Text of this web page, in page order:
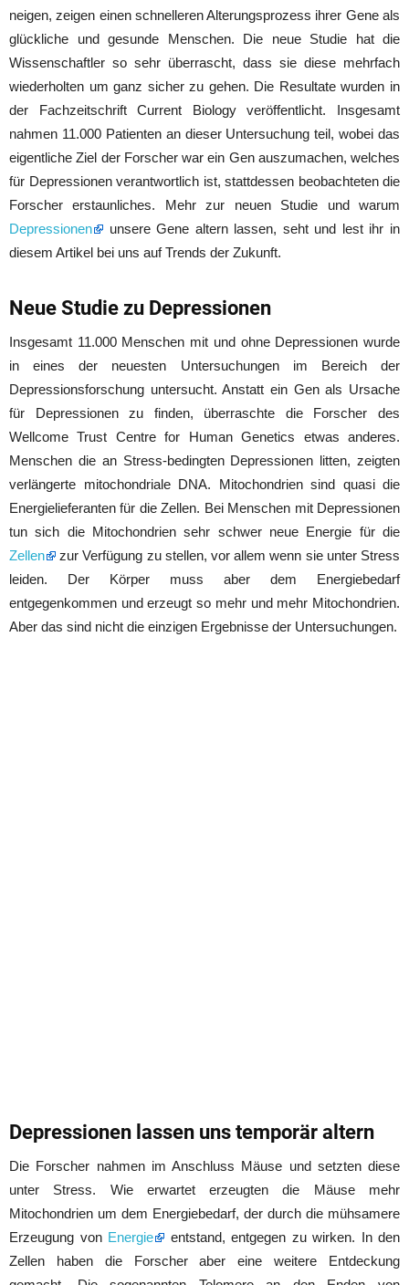
neigen, zeigen einen schnelleren Alterungsprozess ihrer Gene als
glückliche und gesunde Menschen. Die neue Studie hat die
Wissenschaftler so sehr überrascht, dass sie diese mehrfach
wiederholten um ganz sicher zu gehen. Die Resultate wurden in
der Fachzeitschrift Current Biology veröffentlicht. Insgesamt
nahmen 11.000 Patienten an dieser Untersuchung teil, wobei das
eigentliche Ziel der Forscher war ein Gen auszumachen, welches
für Depressionen verantwortlich ist, stattdessen beobachteten die
Forscher erstaunliches. Mehr zur neuen Studie und warum
Depressionen
unsere Gene altern lassen, seht und lest ihr in
diesem Artikel bei uns auf Trends der Zukunft.
Neue Studie zu Depressionen
Insgesamt 11.000 Menschen mit und ohne Depressionen wurde
in eines der neuesten Untersuchungen im Bereich der
Depressionsforschung untersucht. Anstatt ein Gen als Ursache
für Depressionen zu finden, überraschte die Forscher des
Wellcome Trust Centre for Human Genetics etwas anderes.
Menschen die an Stress-bedingten Depressionen litten, zeigten
verlängerte mitochondriale DNA. Mitochondrien sind quasi die
Energielieferanten für die Zellen. Bei Menschen mit Depressionen
tun sich die Mitochondrien sehr schwer neue Energie für die
Zellen
zur Verfügung zu stellen, vor allem wenn sie unter Stress
leiden. Der Körper muss aber dem Energiebedarf
entgegenkommen und erzeugt so mehr und mehr Mitochondrien.
Aber das sind nicht die einzigen Ergebnisse der Untersuchungen.
Depressionen lassen uns temporär altern
Die Forscher nahmen im Anschluss Mäuse und setzten diese
unter Stress. Wie erwartet erzeugten die Mäuse mehr
Mitochondrien um dem Energiebedarf, der durch die mühsamere
Erzeugung von Energie
entstand, entgegen zu wirken. In den
Zellen haben die Forscher aber eine weitere Entdeckung